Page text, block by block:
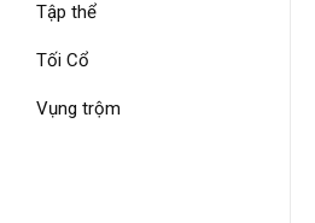
Tập thể
Tối Cổ
Vụng trộm